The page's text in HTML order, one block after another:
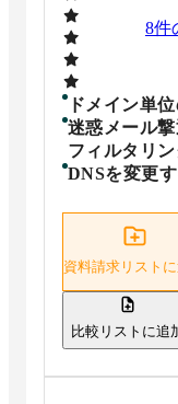
8件
ドメイン単
迷惑メール
フィルタリ
DNSを変更
資料請求リスト
比較リストに追